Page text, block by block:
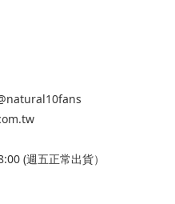
(週五正常出貨）